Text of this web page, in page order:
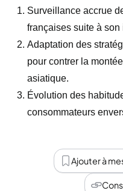
Surveillance accrue
françaises suite à
Adaptation des
pour contrer la
asiatique.
Évolution des
consommateurs
Ajouter à